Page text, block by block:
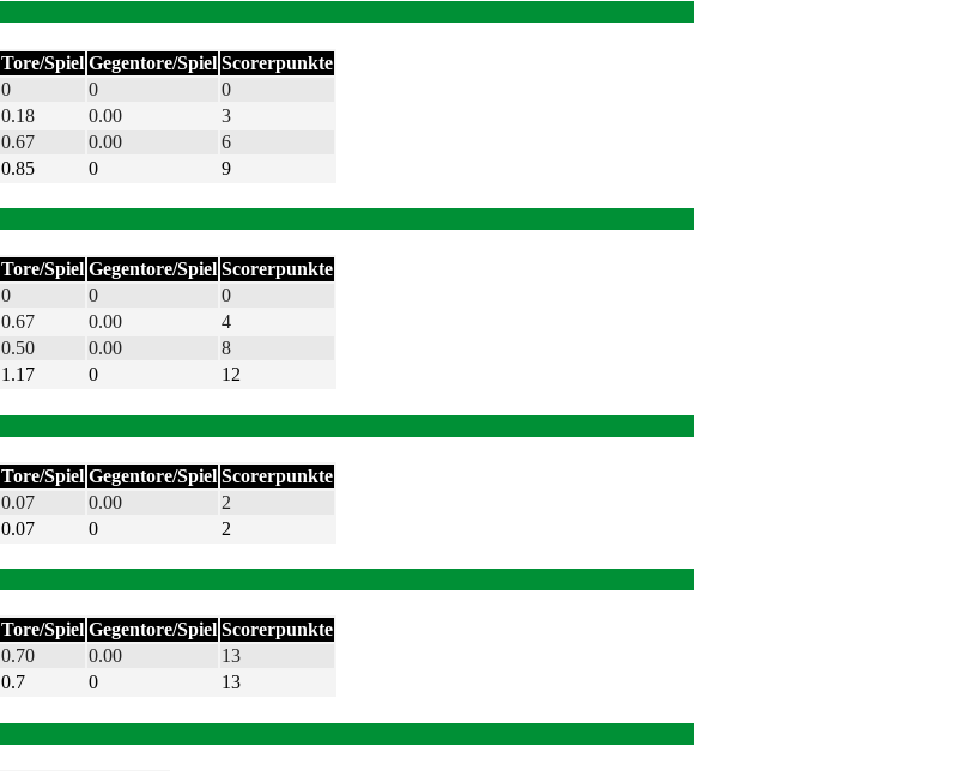
Tore/Spiel Gegentore/Spiel Scorerpunkte
0 0
0
0.18 0.00
3
0.67 0.00
6
0.85 0 9
Tore/Spiel Gegentore/Spiel Scorerpunkte
0 0
0
0.67 0.00
4
0.50 0.00
8
1.17 0 12
Tore/Spiel Gegentore/Spiel Scorerpunkte
0.07 0.00
2
0.07 0 2
Tore/Spiel Gegentore/Spiel Scorerpunkte
0.70 0.00
13
0.7 0 13